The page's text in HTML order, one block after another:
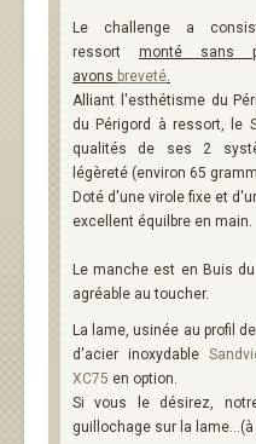
Le challenge a
ressort monté sans
avons breveté.
Alliant l'esthétisme du
du Périgord à ressort, le
qualités de ses 2
légèreté (environ 65
Doté d'une virole fixe et
excellent équilbre en main.
Le manche est en Buis
agréable au toucher.
La lame, usinée au profil
d'acier inoxydable
XC75 en option.
Si vous le désirez,
guillochage sur la